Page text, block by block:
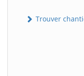
Trouver